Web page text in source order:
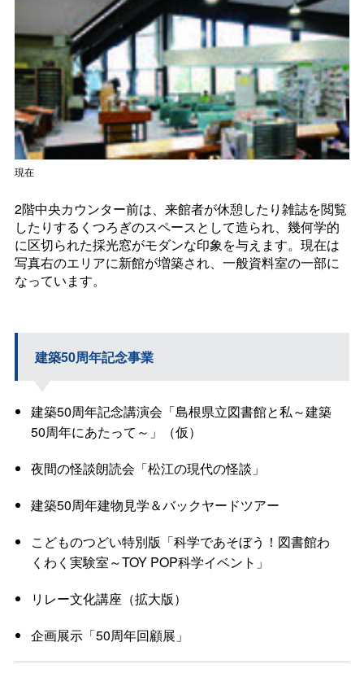
現在
2階中央カウンター前は、来館者が休憩したり雑誌を閲覧
したりするくつろぎのスペースとして造られ、幾何学的
に区切られた採光窓がモダンな印象を与えます。現在は
写真右のエリアに新館が増築され、一般資料室の一部に
なっています。
建築50周年記念事業
建築50周年記念講演会「島根県立図書館と私～建築
50周年にあたって～」（仮）
夜間の怪談朗読会「松江の現代の怪談」
建築50周年建物見学＆バックヤードツアー
こどものつどい特別版「科学であそぼう！図書館わ
くわく実験室～TOY POP科学イベント」
リレー文化講座（拡大版）
企画展示「50周年回顧展」